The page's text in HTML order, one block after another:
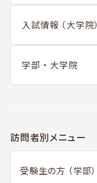
入試情報 （大学院）
学部 ・ 大学院
訪問者別メニュー
受験生の方 （学部）